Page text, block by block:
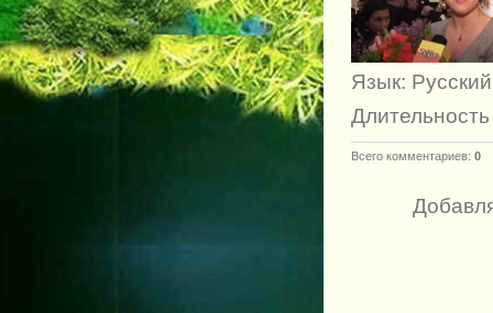
Язык: Русский
Всего комментариев: 0